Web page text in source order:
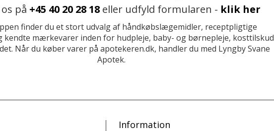
på +45 40 20 28 18 eller udfyld formularen - klik her
finder du et stort udvalg af håndkøbslægemidler, receptpligtige
kendte mærkevarer inden for hudpleje, baby- og børnepleje, kosttilskud
Når du køber varer på apotekeren.dk, handler du med Lyngby Svane
Apotek.
Information